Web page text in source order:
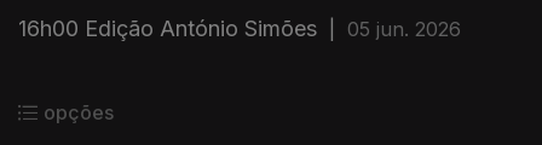
16h00 Edição António Simões 05 jun. 2026
opções